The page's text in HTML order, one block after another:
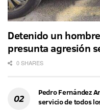
Detenido un
presunta agresión
0 SHARES
Pedro Fernández
servicio de todos